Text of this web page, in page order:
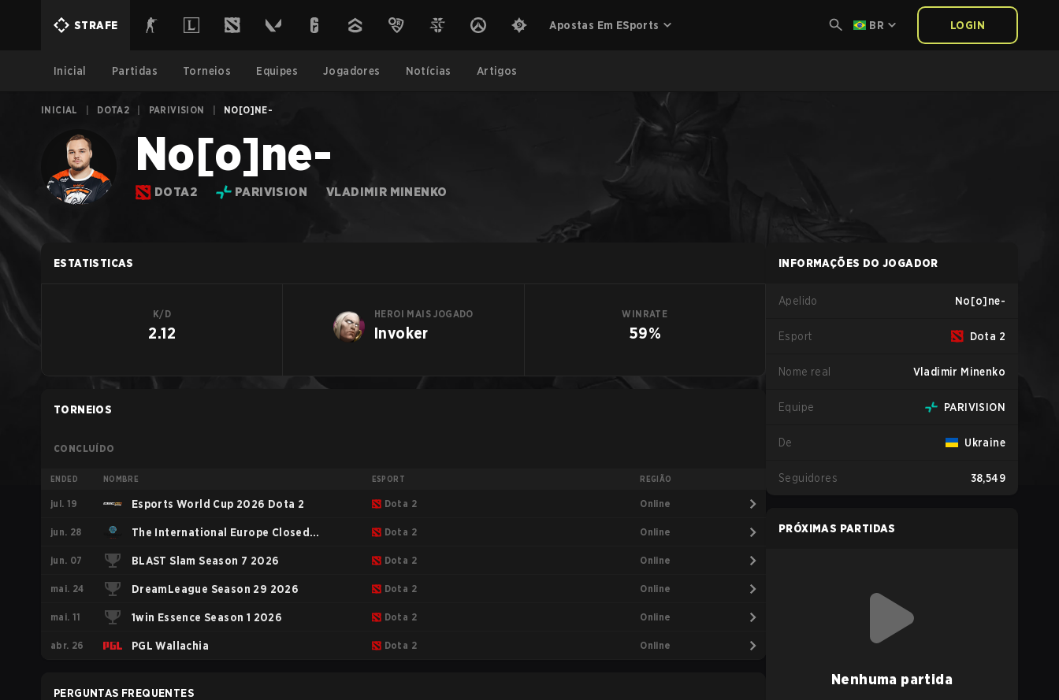
STRAFE Apostas Em ESports BR LOGIN
Inicial Partidas Torneios Equipes Jogadores Notícias Artigos
INICIAL DOTA2 PARIVISION NO[O]NE-
No[o]ne-
DOTA2 PARIVISION VLADIMIR MINENKO
ESTATISTICAS
K/D
2.12
HEROI MAIS JOGADO
Invoker
WINRATE
59%
TORNEIOS
CONCLUÍDO
ENDED NOMBRE ESPORT REGIÃO
jul. 19 Esports World Cup 2026 Dota 2 Dota 2 Online
jun. 28 The International Europe Closed
Qualifier
Dota 2 Online
jun. 07 BLAST Slam Season 7 2026 Dota 2 Online
mai. 24 DreamLeague Season 29 2026 Dota 2 Online
mai. 11 1win Essence Season 1 2026 Dota 2 Online
abr. 26 PGL Wallachia Dota 2 Online
PERGUNTAS FREQUENTES
INFORMAÇÕES DO JOGADOR
Apelido No[o]ne-
Esport Dota 2
Nome real Vladimir Minenko
Equipe PARIVISION
De Ukraine
Seguidores 38,549
PRÓXIMAS PARTIDAS
Nenhuma partida